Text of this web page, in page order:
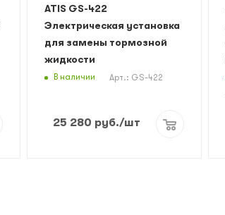
ATIS GS-422
Электрическая установка
для замены тормозной
жидкости
В наличии Арт.: GS-422
25 280 руб./шт